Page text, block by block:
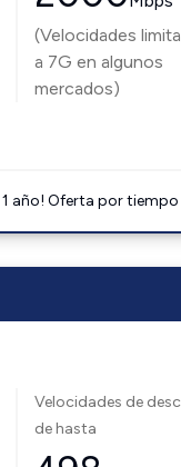
(Velocidades
a 7G en algunos
mercados)
año! Oferta por
Velocidades de
de hasta